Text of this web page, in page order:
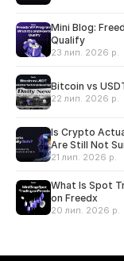
Mini Blog:
Qualify
23 лип. 2026 р.
Bitcoin vs
22 лип. 2026 р.
Is Crypto
Are Still Not
21 лип. 2026 р.
What Is Spot
on Freedx
20 лип. 2026 р.